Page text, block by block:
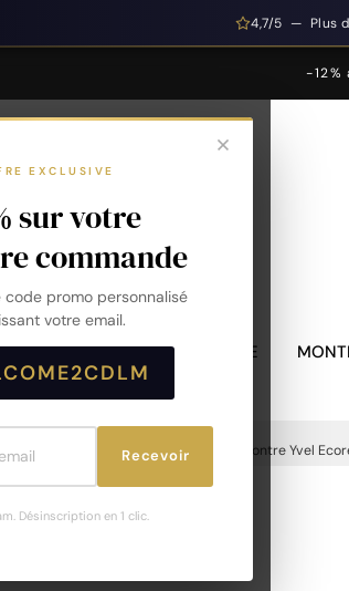
4,7/5 — Plus
-
EXCLUSIVE
sur votre
commande
code promo personnalisé
votre email.
Recevoir
Désinscription en 1 clic.
MONTRES HOMME
Montres Marques EHo Montre Yvel